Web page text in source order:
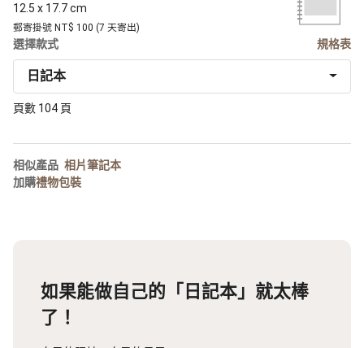
12.5 x 17.7 cm
郵寄掛號 NT$ 100 (7 天寄出)
選擇款式 規格表
日記本
頁數 104 頁
相似產品 相片筆記本
加購禮物包裝
如果能做自己的「日記本」就太棒
了！